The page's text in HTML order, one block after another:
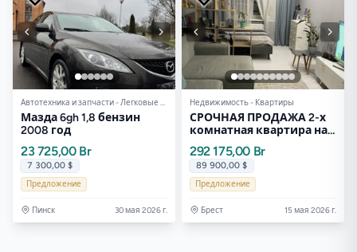
Автотехника и запчасти - Легковые авто
Мазда 6gh 1,8 бензин
2008 год
23 725,00 Br
7 300,00 $
Предложение
Пинск 30 мая 2026 г.
Недвижимость - Квартиры
СРОЧНАЯ ПРОДАЖА 2-х
комнатная квартира на
Морозова. ЧИСТАЯ
продажа.
292 175,00 Br
89 900,00 $
Предложение
Брест 15 мая 2026 г.